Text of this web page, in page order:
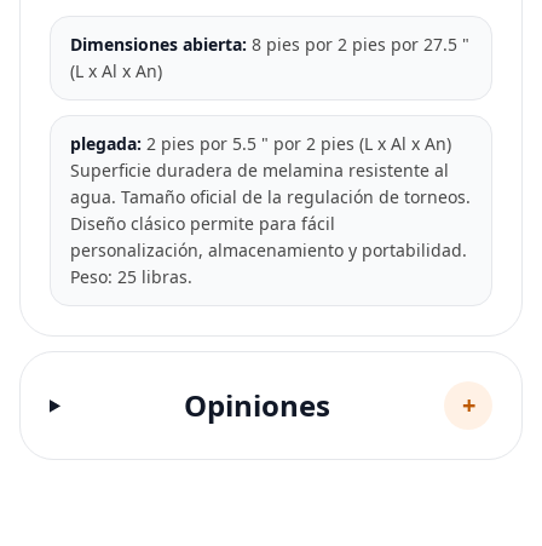
Dimensiones abierta: 8 pies por 2 pies por 27.5 "
(L x Al x An)
plegada: 2 pies por 5.5 " por 2 pies (L x Al x An)
Superficie duradera de melamina resistente al
agua. Tamaño oficial de la regulación de torneos.
Diseño clásico permite para fácil
personalización, almacenamiento y portabilidad.
Peso: 25 libras.
Opiniones +